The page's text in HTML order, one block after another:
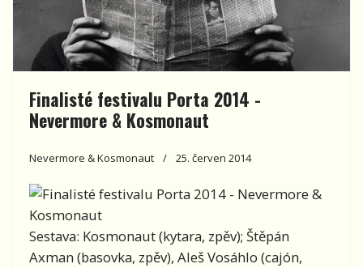
Finalisté festivalu Porta 2014 -
Nevermore & Kosmonaut
Nevermore & Kosmonaut 25. červen 2014
Sestava: Kosmonaut (kytara, zpěv); Štěpán
Axman (basovka, zpěv), Aleš Vosáhlo (cajón,